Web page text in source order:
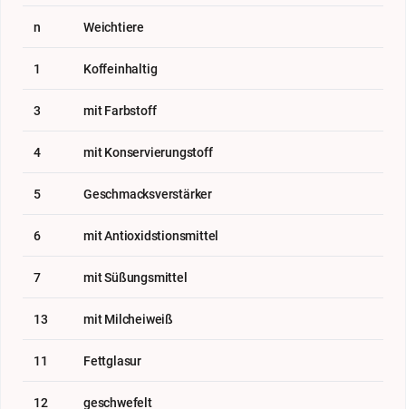
n Weichtiere
1 Koffeinhaltig
3 mit Farbstoff
4 mit Konservierungstoff
5 Geschmacksverstärker
6 mit Antioxidstionsmittel
7 mit Süßungsmittel
13 mit Milcheiweiß
11 Fettglasur
12 geschwefelt